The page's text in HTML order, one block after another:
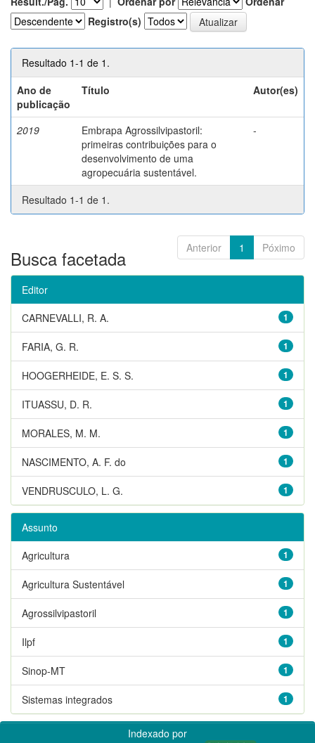
Registro(s)
Resultado 1-1 de 1.
Ano de
publicação
Título Autor(es)
2019
Embrapa Agrossilvipastoril:
primeiras contribuições para o
desenvolvimento de uma
agropecuária sustentável.
-
Resultado 1-1 de 1.
Anterior 1 Póximo
Busca facetada
Editor
1
CARNEVALLI, R. A.
1
FARIA, G. R.
1
HOOGERHEIDE, E. S. S.
1
ITUASSU, D. R.
1
MORALES, M. M.
1
NASCIMENTO, A. F. do
1
VENDRUSCULO, L. G.
Assunto
1
Agricultura
1
Agricultura Sustentável
1
Agrossilvipastoril
1
Ilpf
1
Sinop-MT
1
Sistemas integrados
Indexado por